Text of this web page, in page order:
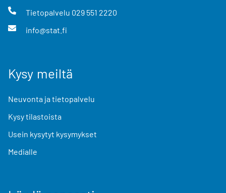
Tietopalvelu 029 551 2220
info@stat.fi
Kysy meiltä
Neuvonta ja tietopalvelu
Kysy tilastoista
Usein kysytyt kysymykset
Medialle